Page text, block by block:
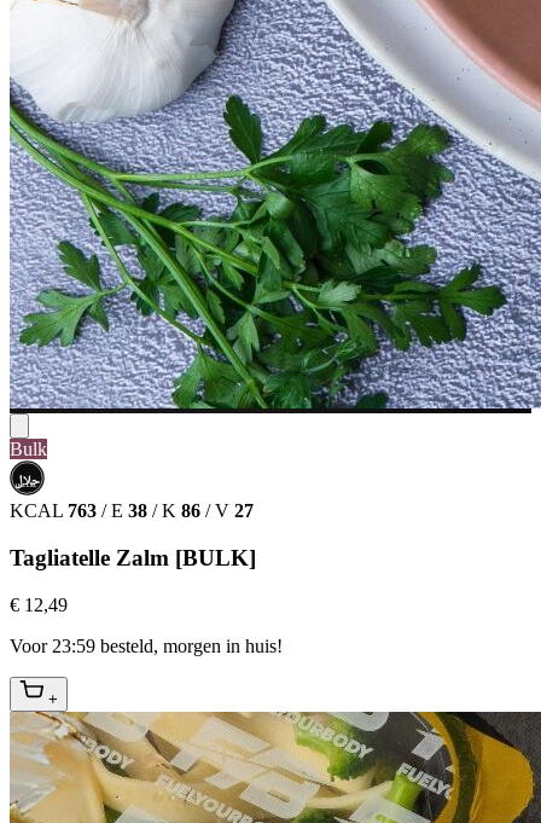
Bulk
حلال
HALAL
KCAL 763 / E 38 / K 86 / V 27
Tagliatelle Zalm [BULK]
€ 12,49
Voor 23:59 besteld, morgen in huis!
+